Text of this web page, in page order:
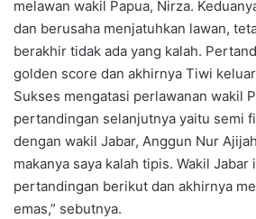
melawan wakil Papua, Nirza.
dan berusaha menjatuhkan lawan,
berakhir tidak ada yang kalah.
golden score dan akhirnya Tiwi
Sukses mengatasi perlawanan wakil
pertandingan selanjutnya yaitu semi
dengan wakil Jabar, Anggun Nur
makanya saya kalah tipis. Wakil Jabar
pertandingan berikut dan akhirnya
emas,” sebutnya.